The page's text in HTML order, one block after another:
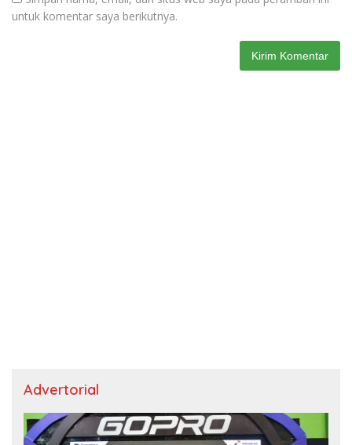
untuk komentar saya berikutnya.
Advertorial